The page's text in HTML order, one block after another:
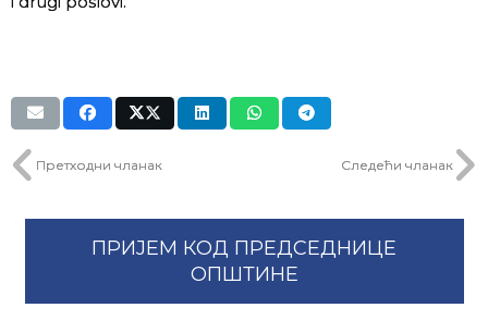
Претходни чланак Следећи чланак
ПРИЈЕМ КОД ПРЕДСЕДНИЦЕ
ОПШТИНЕ